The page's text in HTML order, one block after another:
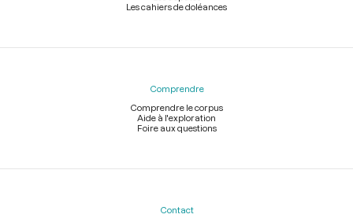
Les cahiers de doléances
Comprendre
Comprendre le corpus
Aide à l'exploration
Foire aux questions
Contact